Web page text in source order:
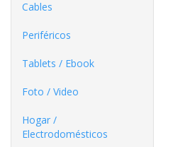
Cables
Periféricos
Tablets / Ebook
Foto / Video
Hogar /
Electrodomésticos